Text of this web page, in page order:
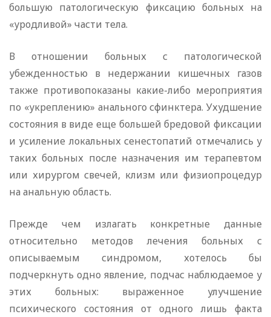
большую патологическую фиксацию больных на
«уродливой» части тела.
В отношении больных с патологической
убежденностью в недержании кишечных газов
также противопоказаны какие-либо мероприятия
по «укреплению» анального сфинктера. Ухудшение
состояния в виде еще большей бредовой фиксации
и усиление локальных сенестопатий отмечались у
таких больных после назначения им терапевтом
или хирургом свечей, клизм или физиопроцедур
на анальную область.
Прежде чем излагать конкретные данные
относительно методов лечения больных с
описываемым синдромом, хотелось бы
подчеркнуть одно явление, подчас наблюдаемое у
этих больных: выраженное улучшение
психического состояния от одного лишь факта